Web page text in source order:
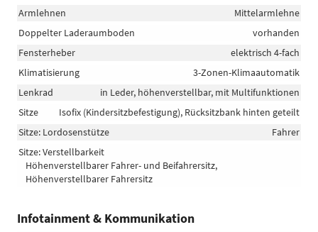
Armlehnen
Mittelarmlehne
Doppelter Laderaumboden
vorhanden
Fensterheber
elektrisch 4-fach
Klimatisierung
3-Zonen-Klimaautomatik
Lenkrad
in Leder, höhenverstellbar, mit Multifunktionen
Sitze
Isofix (Kindersitzbefestigung), Rücksitzbank hinten geteilt
Sitze: Lordosenstütze
Fahrer
Sitze: Verstellbarkeit
Höhenverstellbarer Fahrer- und Beifahrersitz,
Höhenverstellbarer Fahrersitz
Infotainment & Kommunikation